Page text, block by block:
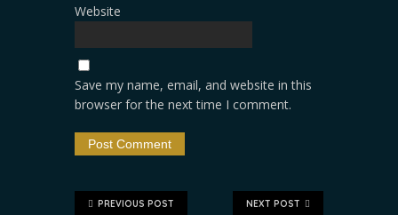
Website
Save my name, email, and website in this
browser for the next time I comment.
NEXT POST
PREVIOUS POST